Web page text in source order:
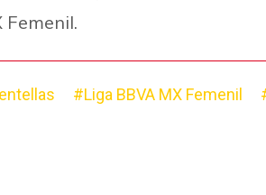
Femenil.
#Liga BBVA MX Femenil